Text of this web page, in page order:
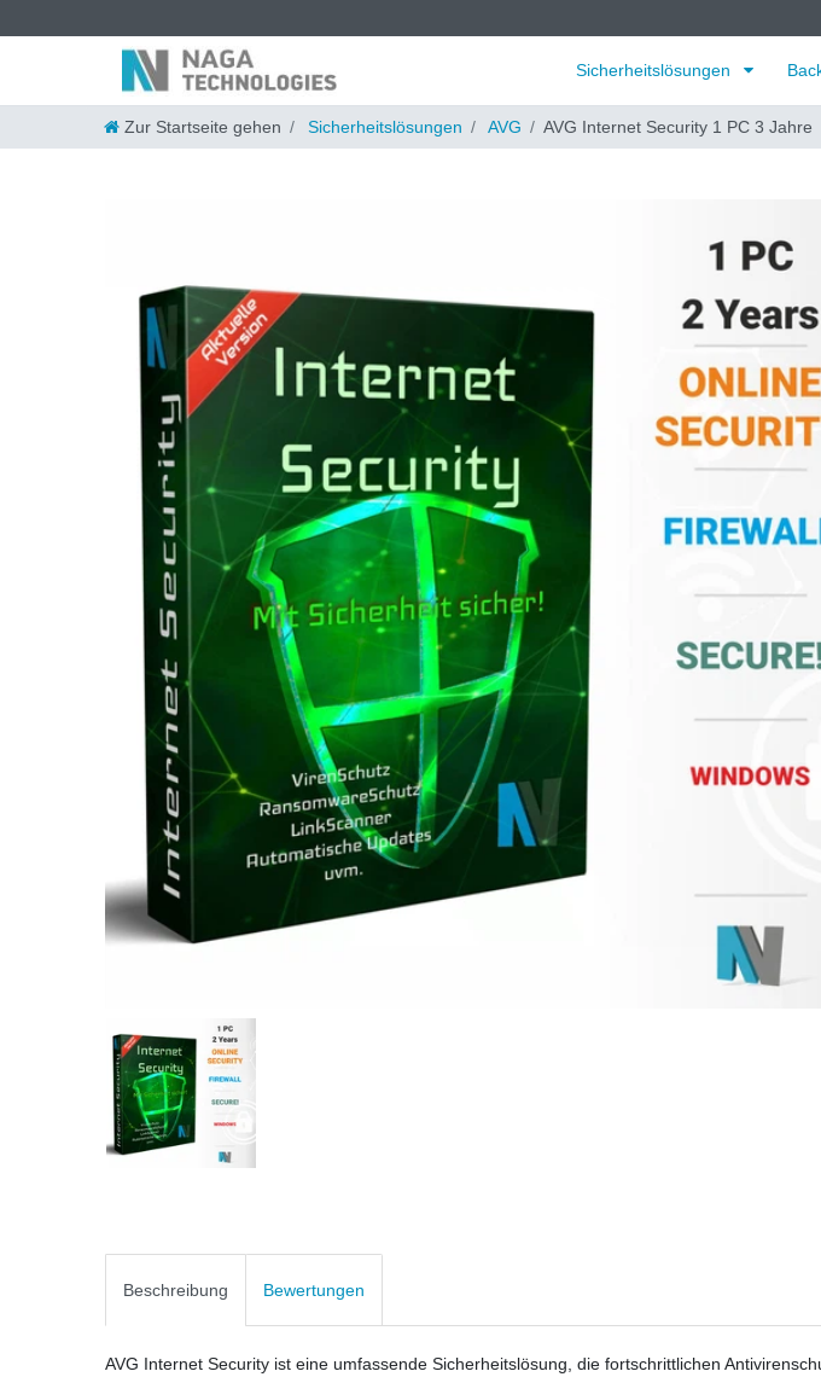
Sicherheitslösungen
Zur Startseite gehen Sicherheitslösungen AVG AVG Internet Security 1 PC 3 Jahre
Beschreibung Bewertungen
AVG Internet Security ist eine umfassende Sicherheitslösung, die fortschrittlichen